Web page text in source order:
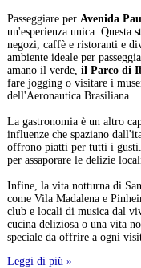
Passeggiare per Avenida
un'esperienza unica. Questa
negozi, caffè e ristoranti e
ambiente ideale per
amano il verde, il Parco di
fare jogging o visitare i
dell'Aeronautica Brasiliana.
La gastronomia è un altro
influenze che spaziano
offrono piatti per tutti i gusti.
per assaporare le delizie
Infine, la vita notturna di
come Vila Madalena e
club e locali di musica dal
cucina deliziosa o una vita
speciale da offrire a ogni
Leggi di più »